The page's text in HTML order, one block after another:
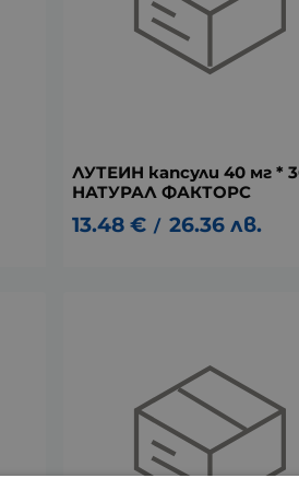
ЛУТЕИН капсули 40 мг *
НАТУРАЛ ФАКТОРС
13.48 € / 26.36 лв.